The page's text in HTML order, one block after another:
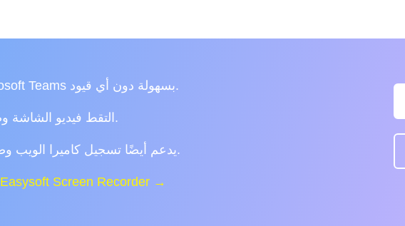
سجل اجتماعات Microsoft Teams بسهولة دون أي قيود.
التقط فيديو الشاشة وصوت النظام كمشارك.
يدعم أيضًا تسجيل كاميرا الويب وصوتك في نفس الوقت.
تعرف على المزيد حول 4Easysoft Screen Recorder →